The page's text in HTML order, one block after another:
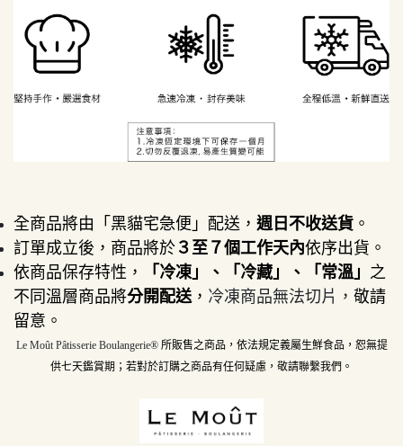
全商品將由「黑貓宅急便」配送， 週日不收送貨 。
訂單成立後，商品將於 ３至７個工作天內依序出貨。
依商品保存特性，
「冷凍」、「冷藏」、「常溫」 之
不同溫層商品將分開配送， 冷凍商品無法切片， 敬請
留意。
Le Moût Pâtisserie Boulangerie® 所販售之商品，依法規定義屬生鮮食品，恕無提
供七天鑑賞期；若對於訂購之商品有任何疑慮，敬請聯繫我們。